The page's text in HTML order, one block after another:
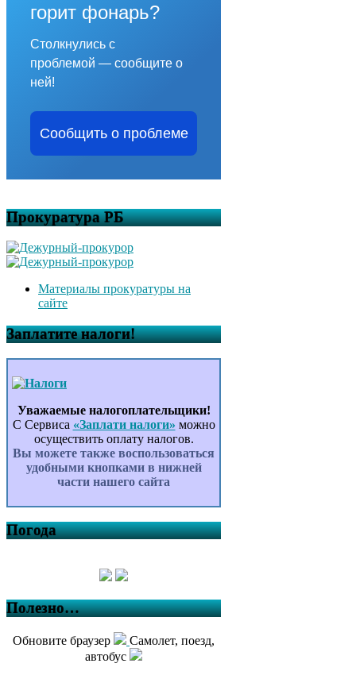
горит фонарь?
Столкнулись с
проблемой — сообщите о
ней!
Сообщить о проблеме
Прокуратура РБ
Материалы прокуратуры на
сайте
Заплатите налоги!
Уважаемые налогоплательщики!
С Сервиса «Заплати налоги» можно
осуществить оплату налогов.
Вы можете также воспользоваться
удобными кнопками в нижней
части нашего сайта
Погода
Полезно…
Обновите браузер
Самолет, поезд,
автобус